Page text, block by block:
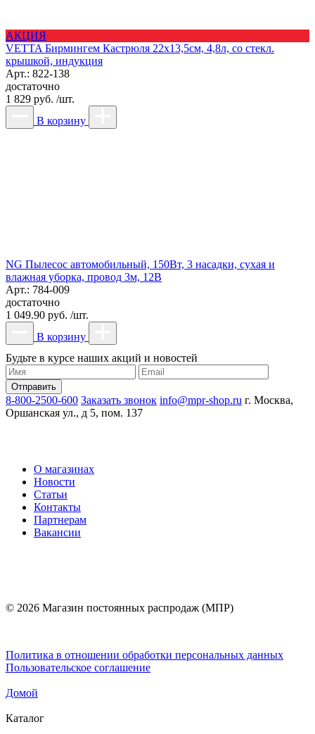
АКЦИЯ
VETTA Бирмингем Кастрюля 22х13,5см, 4,8л, со стекл.
крышкой, индукция
Арт.: 822-138
достаточно
1 829 руб. /шт.
В корзину
NG Пылесос автомобильный, 150Вт, 3 насадки, сухая и
влажная уборка, провод 3м, 12В
Арт.: 784-009
достаточно
1 049.90 руб. /шт.
В корзину
Будьте в курсе наших акций и новостей
8-800-2500-600 Заказать звонок info@mpr-shop.ru г. Москва,
Оршанская ул., д 5, пом. 137
О магазинах
Новости
Статьи
Контакты
Партнерам
Вакансии
© 2026 Магазин постоянных распродаж (МПР)
Политика в отношении обработки персональных данных
Пользовательское соглашение
Домой
Каталог